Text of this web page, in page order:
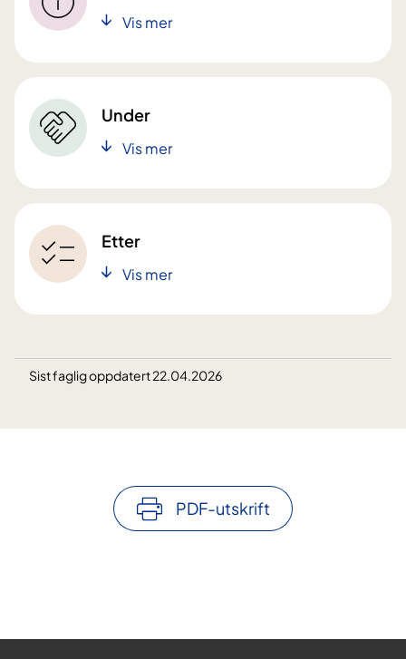
Vis mer
Under
Vis mer
Etter
Vis mer
Sist faglig oppdatert 22.04.2026
PDF-utskrift